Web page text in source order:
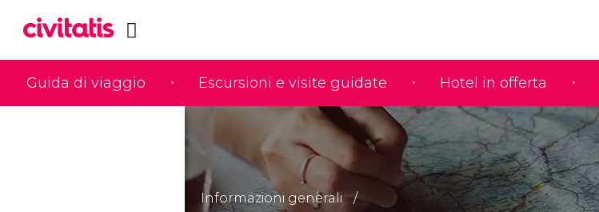
Guida di viaggio Escursioni e visite guidate Hotel in offerta
Informazioni generali